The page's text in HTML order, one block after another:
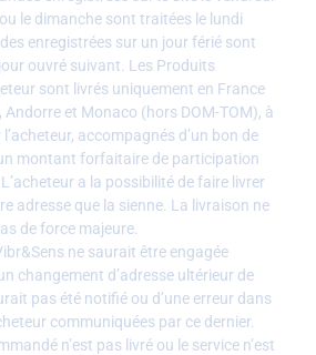
le dimanche sont traitées le lundi
enregistrées sur un jour férié sont
ouvré suivant. Les Produits
sont livrés uniquement en France
et Monaco (hors DOM-TOM), à
l’acheteur, accompagnés d’un bon de
montant forfaitaire de participation
a la possibilité de faire livrer
adresse que la sienne. La livraison ne
de force majeure.
ne saurait être engagée
changement d’adresse ultérieur de
pas été notifié ou d’une erreur dans
communiquées par ce dernier.
n’est pas livré ou le service n’est